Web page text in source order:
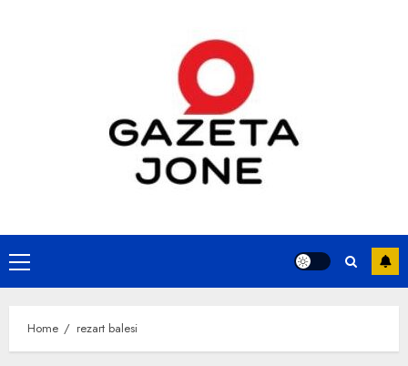
Primary
Menu
Home rezart balesi